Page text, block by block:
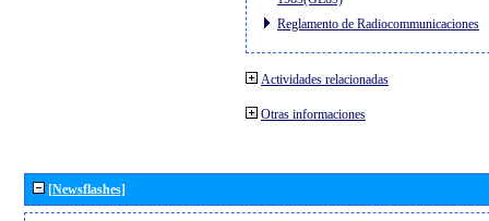
Reglamento de Radiocommunicaciones
Actividades relacionadas
Otras informaciones
[Newsflashes]